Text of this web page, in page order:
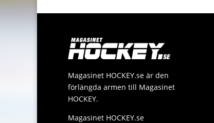
Magasinet HOCKEY.se är den
förlängda armen till Magasinet
HOCKEY.
Magasinet HOCKEY.se